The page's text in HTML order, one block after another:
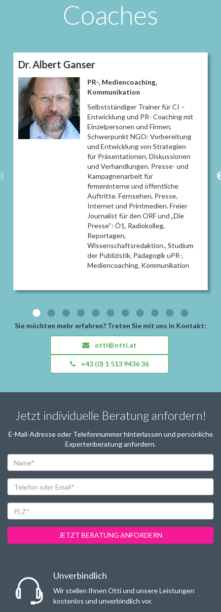
Coaches
Dr. Albert Ganser
PR-, Mediencoaching,
Kommunikation
Selbstständiger Trainer für CI –
Entwicklung und PR- Coaching mit
Einzelpersonen und Firmen,
Schwerpunkt NGO: Vorbereitung
und Entwicklung von Strategien
für Präsentationen, Diskussionen
und Verhandlungen. Presse- und
Kampagnenarbeit für
firmeninterne und öffentliche
Auftritte. Fernsehen, Presse,
Internet und Printmedien. Freier
Journalist für den ORF und „Die
Presse“: Ö1, Radiokolleg,
Reportagen,
Wissenschaftsredaktion., Studium
der Publizistik, Pädagogik uPR-,
Mediencoaching, Kommunikation
Sie möchten mehr erfahren? Treten Sie mit uns in Kontakt:
otti@otti.at
+43 (0) 1 513 9436 36
Jetzt individuelle Beratung anfordern!
E-Mail-Adresse oder Telefonnummer hinterlassen und persönliche
Expertenberatung anfordern.
oder
Email*
JETZT BERATUNG ANFORDERN
Unverbindlich
Wir stellen Ihnen Otti und unsere Leistungen
kostenlos und unverbindlich vor.